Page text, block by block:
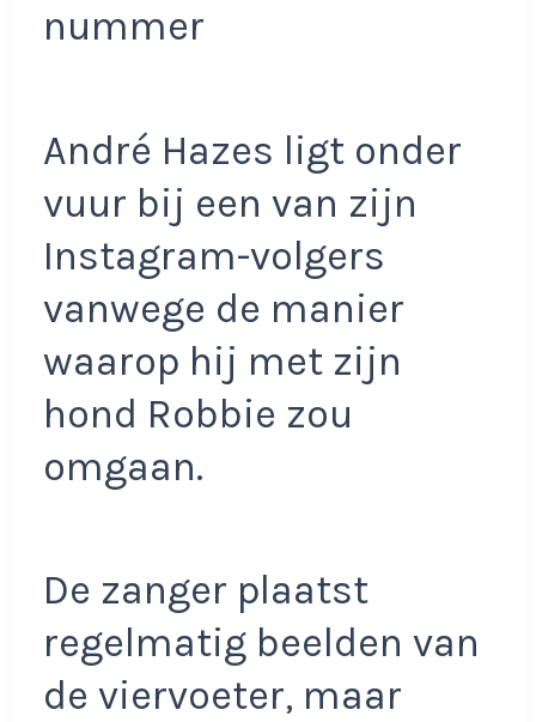
nummer
André Hazes ligt onder
vuur bij een van zijn
Instagram-volgers
vanwege de manier
waarop hij met zijn
hond Robbie zou
omgaan.
De zanger plaatst
regelmatig beelden van
de viervoeter, maar